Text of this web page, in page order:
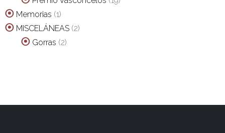
Memorias 11
producto
MISCELÁNEAS 22
Gorras 22